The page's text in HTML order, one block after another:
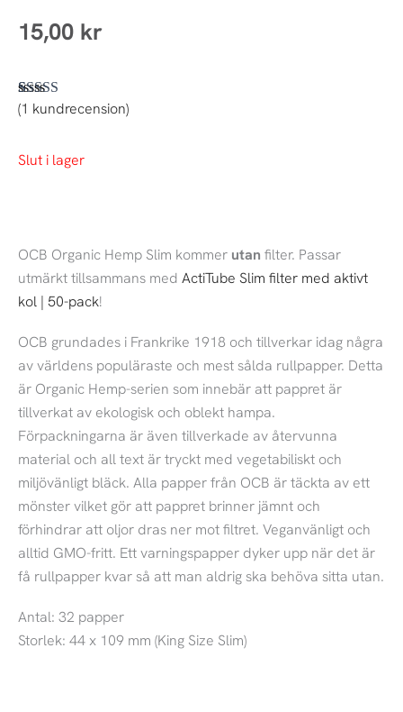
15,00 kr
Betygsatt
1
kundrecension
(1 kundrecension)
Slut i lager
OCB Organic Hemp Slim kommer utan filter. Passar
utmärkt tillsammans med ActiTube Slim filter med aktivt
kol | 50-pack!
OCB grundades i Frankrike 1918 och tillverkar idag några
av världens populäraste och mest sålda rullpapper. Detta
är Organic Hemp-serien som innebär att pappret är
tillverkat av ekologisk och oblekt hampa.
Förpackningarna är även tillverkade av återvunna
material och all text är tryckt med vegetabiliskt och
miljövänligt bläck. Alla papper från OCB är täckta av ett
mönster vilket gör att pappret brinner jämnt och
förhindrar att oljor dras ner mot filtret. Veganvänligt och
alltid GMO-fritt. Ett varningspapper dyker upp när det är
få rullpapper kvar så att man aldrig ska behöva sitta utan.
Antal: 32 papper
Storlek: 44 x 109 mm (King Size Slim)